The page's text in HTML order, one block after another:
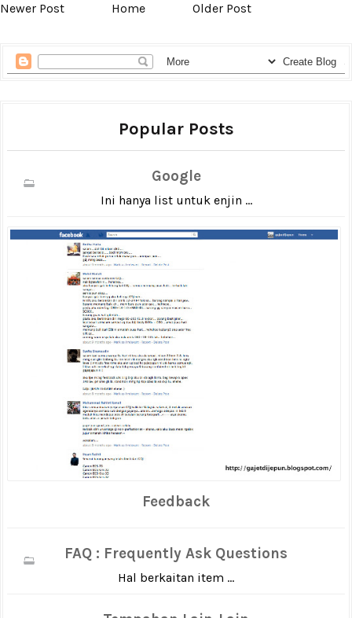
Newer Post Home Older Post
Popular Posts
Google
Ini hanya list untuk enjin ...
Feedback
FAQ : Frequently Ask Questions
Hal berkaitan item ...